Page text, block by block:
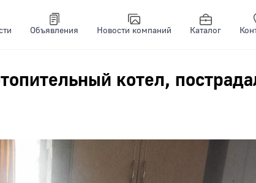
Объявления Новости компаний Каталог
котел,